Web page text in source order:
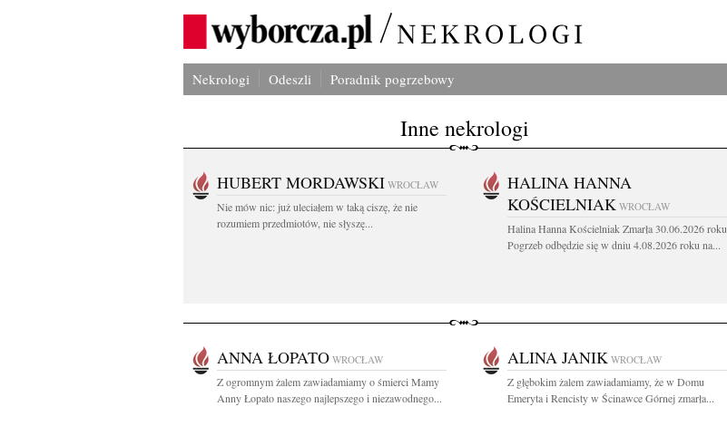
Nekrologi Odeszli Poradnik pogrzebowy
Inne nekrologi
HUBERT MORDAWSKI WROCŁAW
Nie mów nic: już uleciałem w taką ciszę, że nie
rozumiem przedmiotów, nie słyszę...
HALINA HANNA
KOŚCIELNIAK WROCŁAW
Halina Hanna Kościelniak Zmarła 30.06.2026 roku
Pogrzeb odbędzie się w dniu 4.08.2026 roku na...
ANNA ŁOPATO WROCŁAW
Z ogromnym żalem zawiadamiamy o śmierci Mamy
Anny Łopato naszego najlepszego i niezawodnego...
ALINA JANIK WROCŁAW
Z głębokim żalem zawiadamiamy, że w Domu
Emeryta i Rencisty w Ścinawce Górnej zmarła...